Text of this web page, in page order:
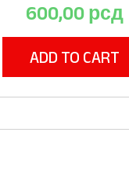
600,00 рсд
ADD TO CART